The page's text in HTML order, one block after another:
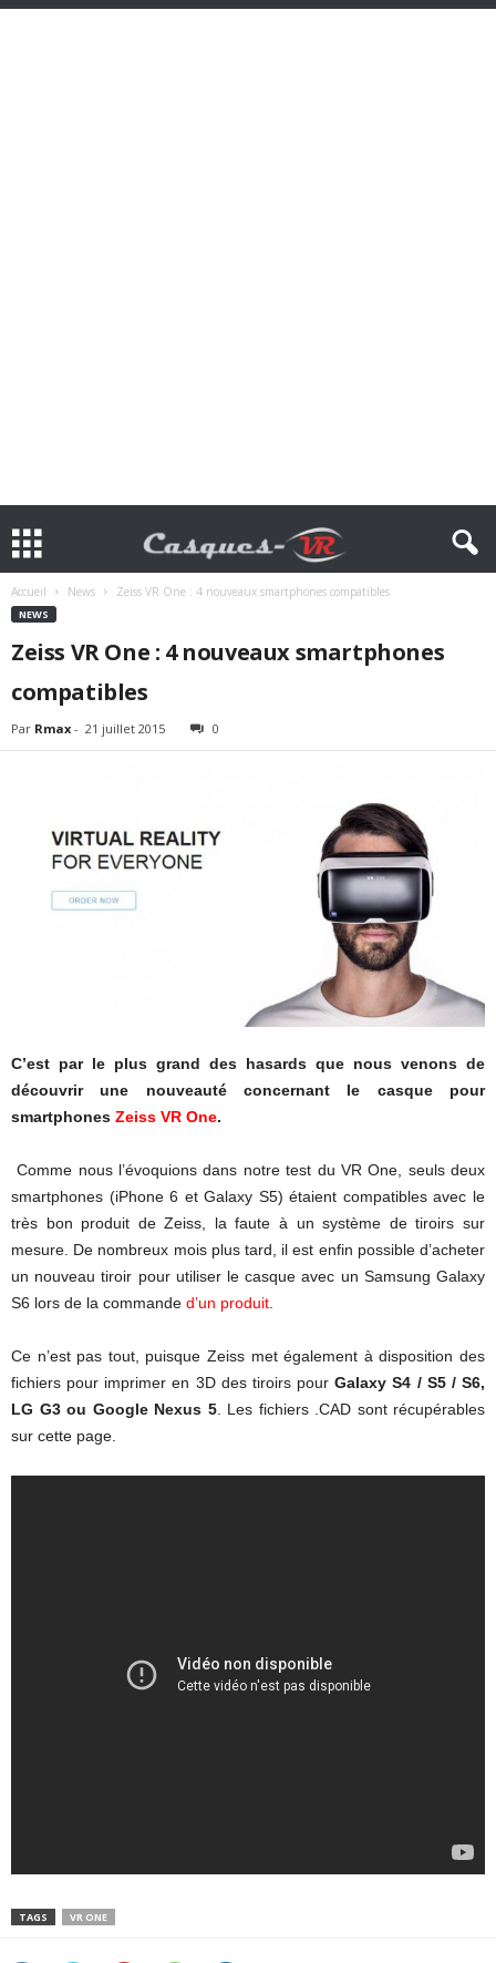
Accueil News Zeiss VR One : 4 nouveaux smartphones compatibles
NEWS
Zeiss VR One : 4 nouveaux smartphones
compatibles
Par Rmax - 21 juillet 2015 0
C’est par le plus grand des hasards que nous venons de
découvrir une nouveauté concernant le casque pour
smartphones Zeiss VR One.
Comme nous l’évoquions dans notre test du VR One, seuls deux
smartphones (iPhone 6 et Galaxy S5) étaient compatibles avec le
très bon produit de Zeiss, la faute à un système de tiroirs sur
mesure. De nombreux mois plus tard, il est enfin possible d’acheter
un nouveau tiroir pour utiliser le casque avec un Samsung Galaxy
S6 lors de la commande d’un produit
Ce n’est pas tout, puisque Zeiss met également à disposition des
fichiers pour imprimer en 3D des tiroirs pourGalaxy S4 / S5 / S6,
LG G3 ou Google Nexus 5. Les fichiers .CAD sont récupérables
sur cette page.
TAGS VR ONE